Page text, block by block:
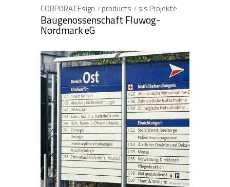
CORPORATEsign products sis Projekte
Baugenossenschaft Fluwog-
Nordmark eG